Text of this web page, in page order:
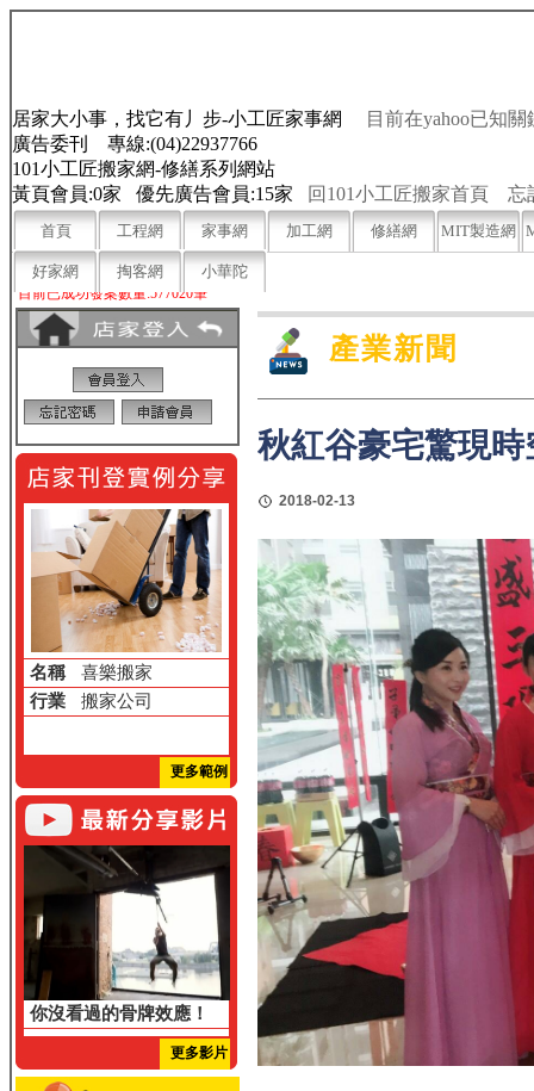
居家大小事，找它有丿步-小工匠家事網
目前在yahoo已知關
廣告委刊 專線:(04)22937766
101小工匠搬家網-修繕系列網站
黃頁會員:0家 優先廣告會員:15家
回101小工匠搬家首頁 忘
首頁 工程網 家事網 加工網 修繕網 MIT製造網
好家網 掏客網 小華陀
目前已成功發案數量:577020筆
名稱
喜樂搬家
行業
搬家公司
更多範例
你沒看過的骨牌效應！
更多影片
產業新聞
秋紅谷豪宅驚現
2018-02-13